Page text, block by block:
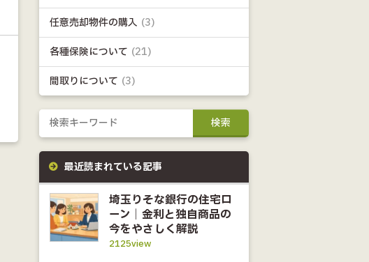
任意売却物件の購入 (3)
各種保険について (21)
間取りについて (3)
最近読まれている記事
埼玉りそな銀行の住宅ロ
ーン｜金利と独自商品の
今をやさしく解説
2125view